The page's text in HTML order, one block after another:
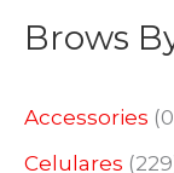
Brows
Accessories
Celulares